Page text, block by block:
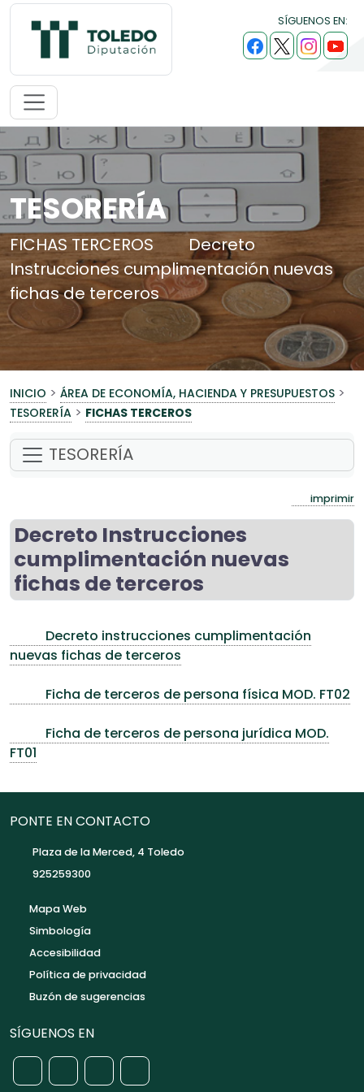
SÍGUENOS EN:
TESORERÍA
FICHAS TERCEROS
Decreto
Instrucciones cumplimentación nuevas
fichas de terceros
INICIO > ÁREA DE ECONOMÍA, HACIENDA Y PRESUPUESTOS >
TESORERÍA > FICHAS TERCEROS
TESORERÍA
imprimir
Decreto Instrucciones
cumplimentación nuevas
fichas de terceros
Decreto instrucciones cumplimentación
nuevas fichas de terceros
Ficha de terceros de persona física MOD. FT02
Ficha de terceros de persona jurídica MOD.
FT01
PONTE EN CONTACTO
Plaza de la Merced, 4 Toledo
925259300
Mapa Web
Simbología
Accesibilidad
Política de privacidad
Buzón de sugerencias
SÍGUENOS EN